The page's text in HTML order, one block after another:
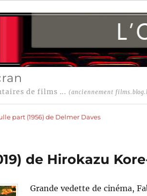
de films ... (anciennement
part (1956) de Delmer Daves
de Hirokazu
Grande vedette de cinéma,